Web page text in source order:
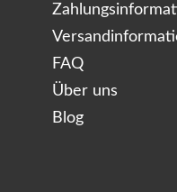
FAQ
Über uns
Blog